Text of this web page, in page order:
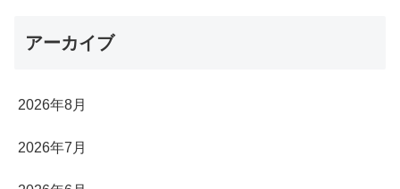
アーカイブ
2026年8月
2026年7月